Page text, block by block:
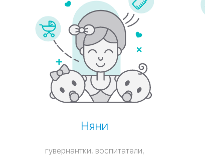
Няни
гувернантки, воспитатели,